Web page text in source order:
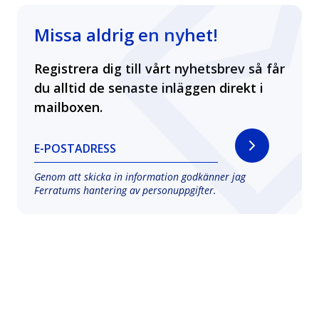
Missa aldrig en nyhet!
Registrera dig till vårt nyhetsbrev så får
du alltid de senaste inläggen direkt i
mailboxen.
E-POSTADRESS
Genom att skicka in information godkänner jag
Ferratums hantering avpersonuppgifter.